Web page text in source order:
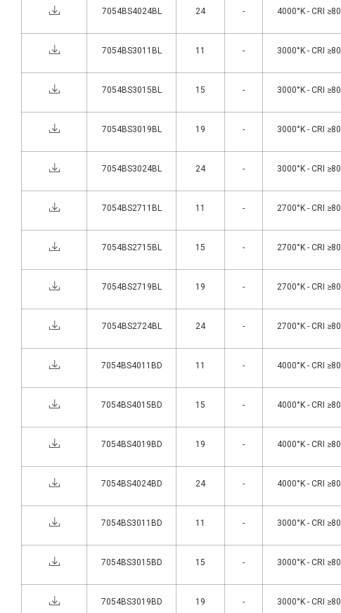
7054BS4024BL 24 - 4000°K - CRI ≥80
7054BS3011BL 11 - 3000°K - CRI ≥80
7054BS3015BL 15 - 3000°K - CRI ≥80
7054BS3019BL 19 - 3000°K - CRI ≥80
7054BS3024BL 24 - 3000°K - CRI ≥80
7054BS2711BL 11 - 2700°K - CRI ≥80
7054BS2715BL 15 - 2700°K - CRI ≥80
7054BS2719BL 19 - 2700°K - CRI ≥80
7054BS2724BL 24 - 2700°K - CRI ≥80
7054BS4011BD 11 - 4000°K - CRI ≥80
7054BS4015BD 15 - 4000°K - CRI ≥80
7054BS4019BD 19 - 4000°K - CRI ≥80
7054BS4024BD 24 - 4000°K - CRI ≥80
7054BS3011BD 11 - 3000°K - CRI ≥80
7054BS3015BD 15 - 3000°K - CRI ≥80
7054BS3019BD 19 - 3000°K - CRI ≥80